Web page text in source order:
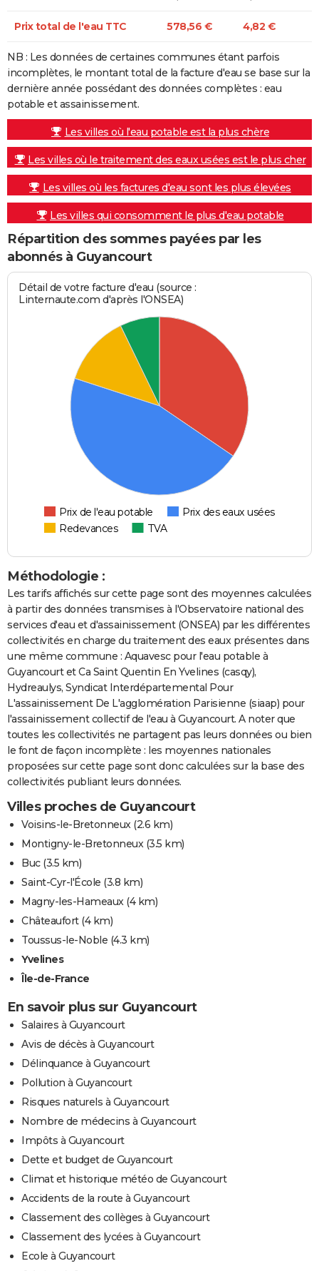
Prix total de l'eau TTC 578,56 € 4,82 €
NB : Les données de certaines communes étant parfois
incomplètes, le montant total de la facture d'eau se base sur la
dernière année possédant des données complètes : eau
potable et assainissement.
Les villes où l'eau potable est la plus chère
Les villes où le traitement des eaux usées est le plus cher
Les villes où les factures d'eau sont les plus élevées
Les villes qui consomment le plus d'eau potable
Répartition des sommes payées par les
abonnés à Guyancourt
Détail de votre facture d'eau (source :
Linternaute.com d'après l'ONSEA)
Prix de l'eau potable
Prix des eaux usées
Redevances
TVA
Méthodologie :
Les tarifs affichés sur cette page sont des moyennes calculées
à partir des données transmises à l'Observatoire national des
services d'eau et d'assainissement (ONSEA) par les différentes
collectivités en charge du traitement des eaux présentes dans
une même commune : Aquavesc pour l'eau potable à
Guyancourt et Ca Saint Quentin En Yvelines (casqy),
Hydreaulys, Syndicat Interdépartemental Pour
L'assainissement De L'agglomération Parisienne (siaap) pour
l'assainissement collectif de l'eau à Guyancourt. A noter que
toutes les collectivités ne partagent pas leurs données ou bien
le font de façon incomplète : les moyennes nationales
proposées sur cette page sont donc calculées sur la base des
collectivités publiant leurs données.
Villes proches de Guyancourt
Voisins-le-Bretonneux(2.6 km)
Montigny-le-Bretonneux(3.5 km)
Buc(3.5 km)
Saint-Cyr-l'École (3.8 km)
Magny-les-Hameaux(4 km)
Châteaufort(4 km)
Toussus-le-Noble (4.3 km)
Yvelines
Île-de-France
En savoir plus sur Guyancourt
Salaires à Guyancourt
Avis de décès à Guyancourt
Délinquance à Guyancourt
Pollution à Guyancourt
Risques naturels à Guyancourt
Nombre de médecins à Guyancourt
Impôts à Guyancourt
Dette et budget de Guyancourt
Climat et historique météo de Guyancourt
Accidents de la route à Guyancourt
Classement des collèges à Guyancourt
Classement des lycées à Guyancourt
Ecole à Guyancourt